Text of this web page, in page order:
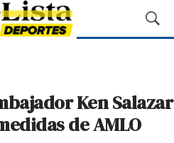
M
o
a
r
Ken Salazar
de AMLO